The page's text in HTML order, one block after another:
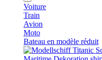
Voiture
Train
Avion
Moto
Bateau en modèle réduit